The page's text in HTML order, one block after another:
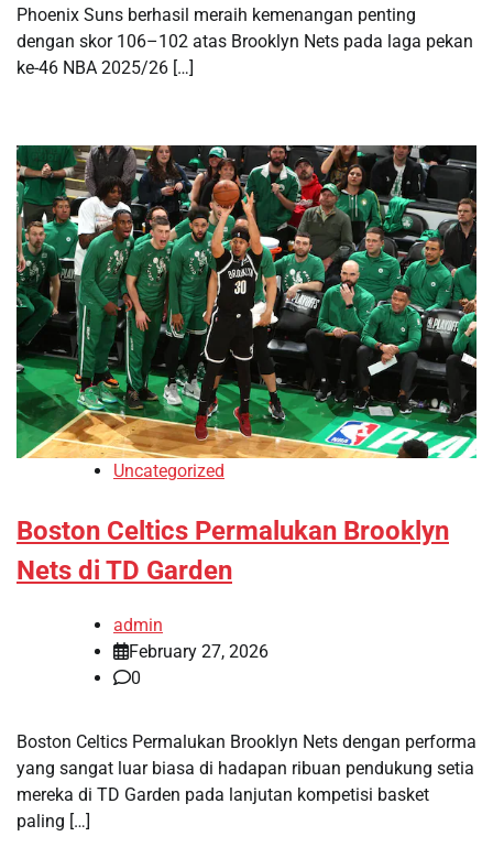
Phoenix Suns berhasil meraih kemenangan penting
dengan skor 106–102 atas Brooklyn Nets pada laga pekan
ke-46 NBA 2025/26 […]
Uncategorized
Boston Celtics Permalukan Brooklyn
Nets di TD Garden
admin
February 27, 2026
0
Boston Celtics Permalukan Brooklyn Nets dengan performa
yang sangat luar biasa di hadapan ribuan pendukung setia
mereka di TD Garden pada lanjutan kompetisi basket
paling […]